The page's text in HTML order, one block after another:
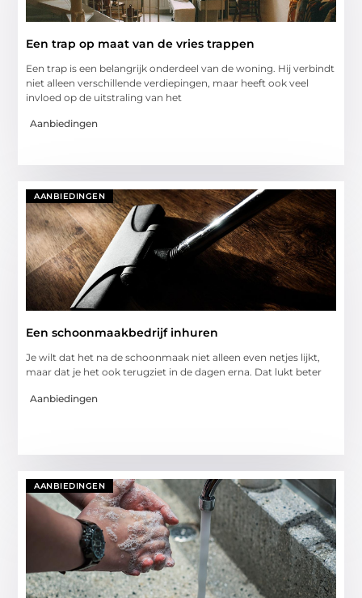
Een trap op maat van de vries trappen
Een trap is een belangrijk onderdeel van de woning. Hij verbindt
niet alleen verschillende verdiepingen, maar heeft ook veel
invloed op de uitstraling van het
Aanbiedingen
AANBIEDINGEN
Een schoonmaakbedrijf inhuren
Je wilt dat het na de schoonmaak niet alleen even netjes lijkt,
maar dat je het ook terugziet in de dagen erna. Dat lukt beter
Aanbiedingen
AANBIEDINGEN